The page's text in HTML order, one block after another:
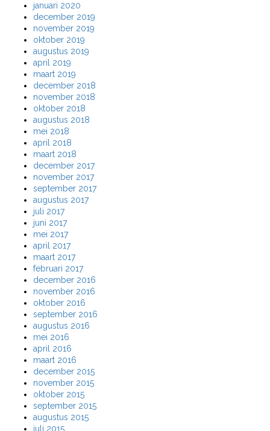
januari 2020
december 2019
november 2019
oktober 2019
augustus 2019
april 2019
maart 2019
december 2018
november 2018
oktober 2018
augustus 2018
mei 2018
april 2018
maart 2018
december 2017
november 2017
september 2017
augustus 2017
juli 2017
juni 2017
mei 2017
april 2017
maart 2017
februari 2017
december 2016
november 2016
oktober 2016
september 2016
augustus 2016
mei 2016
april 2016
maart 2016
december 2015
november 2015
oktober 2015
september 2015
augustus 2015
juli 2015